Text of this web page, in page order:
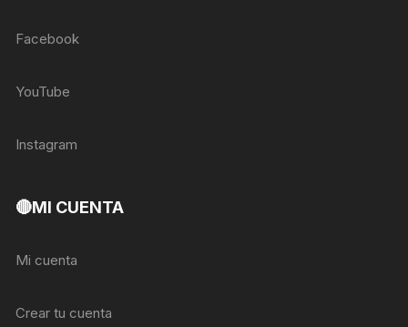
Facebook
YouTube
Instagram
🔴MI CUENTA
Mi cuenta
Crear tu cuenta